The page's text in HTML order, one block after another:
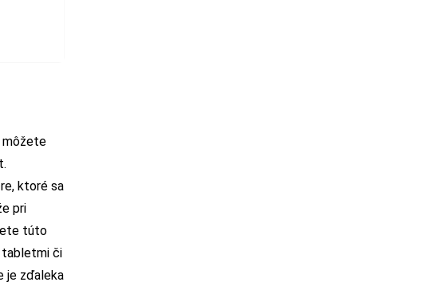
môžete
ktoré sa
pri
túto
tabletmi či
je zďaleka